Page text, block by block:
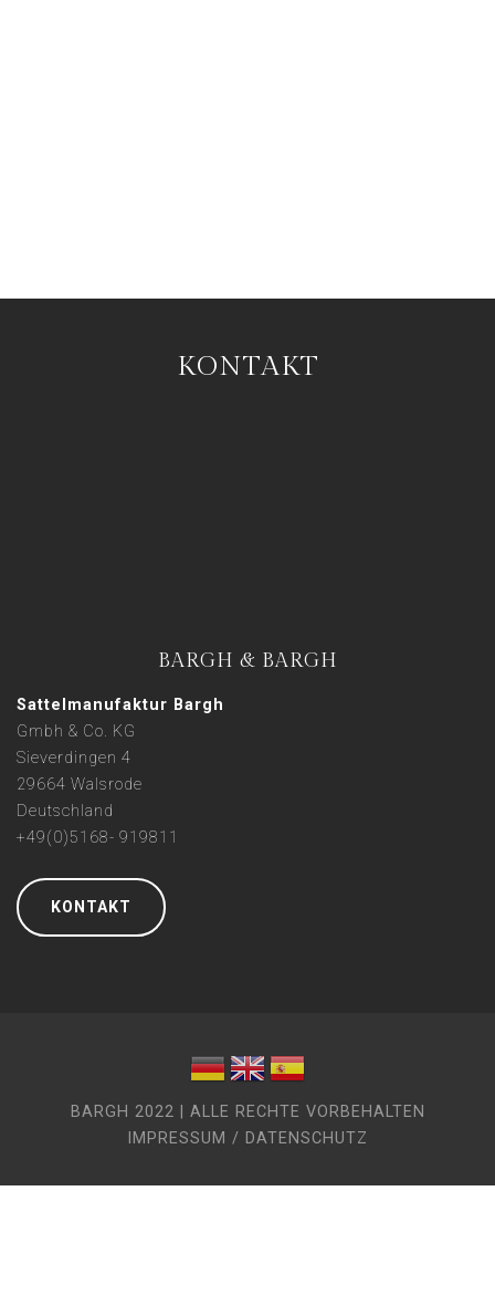
KONTAKT
BARGH & BARGH
Sattelmanufaktur Bargh
Gmbh & Co. KG
Sieverdingen 4
29664 Walsrode
Deutschland
+49(0)5168- 919811
KONTAKT
BARGH 2022 | ALLE RECHTE VORBEHALTEN
IMPRESSUM / DATENSCHUTZ